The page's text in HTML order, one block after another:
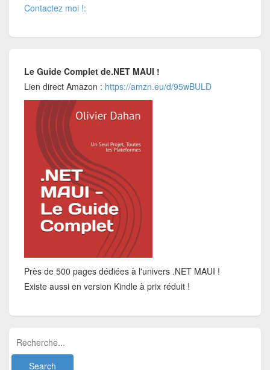
Contactez moi !:
Le Guide Complet de.NET MAUI !
Lien direct Amazon : https://amzn.eu/d/95wBULD
Près de 500 pages dédiées à l'univers .NET MAUI !
Existe aussi en version Kindle à prix réduit !